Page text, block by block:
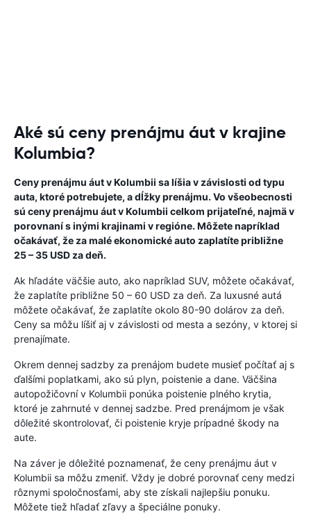
Aké sú ceny prenájmu áut v krajine
Kolumbia?
Ceny prenájmu áut v Kolumbii sa líšia v závislosti od typu
auta, ktoré potrebujete, a dĺžky prenájmu. Vo všeobecnosti
sú ceny prenájmu áut v Kolumbii celkom prijateľné, najmä v
porovnaní s inými krajinami v regióne. Môžete napríklad
očakávať, že za malé ekonomické auto zaplatíte približne
25 – 35 USD za deň.
Ak hľadáte väčšie auto, ako napríklad SUV, môžete očakávať,
že zaplatíte približne 50 – 60 USD za deň. Za luxusné autá
môžete očakávať, že zaplatíte okolo 80-90 dolárov za deň.
Ceny sa môžu líšiť aj v závislosti od mesta a sezóny, v ktorej si
prenajímate.
Okrem dennej sadzby za prenájom budete musieť počítať aj s
ďalšími poplatkami, ako sú plyn, poistenie a dane. Väčšina
autopožičovní v Kolumbii ponúka poistenie plného krytia,
ktoré je zahrnuté v dennej sadzbe. Pred prenájmom je však
dôležité skontrolovať, či poistenie kryje prípadné škody na
aute.
Na záver je dôležité poznamenať, že ceny prenájmu áut v
Kolumbii sa môžu zmeniť. Vždy je dobré porovnať ceny medzi
rôznymi spoločnosťami, aby ste získali najlepšiu ponuku.
Môžete tiež hľadať zľavy a špeciálne ponuky.